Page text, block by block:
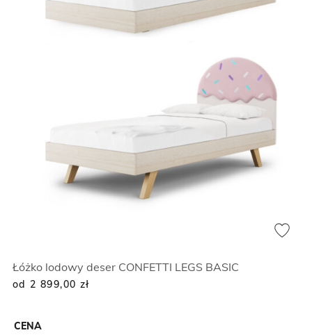
CENA
Łóżko lodowy deser CONFETTI LEGS BASIC
od 2 899,00 zł